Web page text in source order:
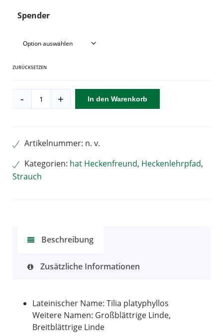
Spender
ZURÜCKSETZEN
Sommerlinde
Menge
- + In den Warenkorb
Artikelnummer: n. v.
Kategorien: hat Heckenfreund, Heckenlehrpfad,
Strauch
Beschreibung
Zusätzliche Informationen
Lateinischer Name: Tilia platyphyllos
Weitere Namen: Großblättrige Linde,
Breitblättrige Linde